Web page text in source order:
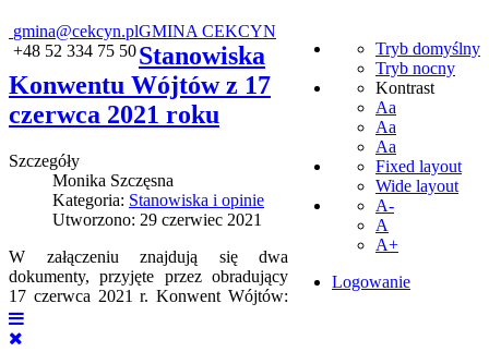
gmina@cekcyn.pl
+48 52 334 75 50
Tryb domyślny
Tryb nocny
Kontrast
Aa
Aa
Aa
Fixed layout
Wide layout
A-
A
A+
Logowanie
GMINA CEKCYN
Stanowiska
Konwentu Wójtów z 17
czerwca 2021 roku
Szczegóły
Monika Szczęsna
Kategoria: Stanowiska i opinie
Utworzono: 29 czerwiec 2021
W załączeniu znajdują się dwa
dokumenty, przyjęte przez obradujący
17 czerwca 2021 r. Konwent Wójtów: